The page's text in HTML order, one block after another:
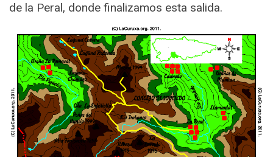
de la Peral, donde finalizamos esta salida.